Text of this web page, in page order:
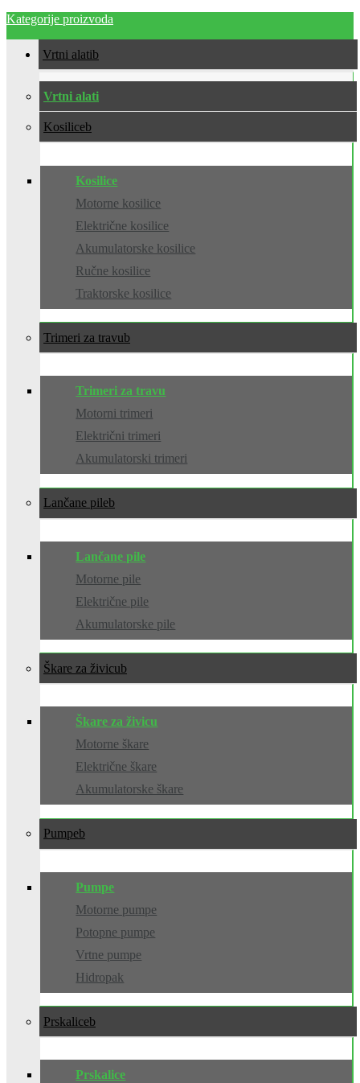
Kategorije proizvoda
Vrtni alati
Vrtni alati
Kosilice
Kosilice
Motorne kosilice
Električne kosilice
Akumulatorske kosilice
Ručne kosilice
Traktorske kosilice
Trimeri za travu
Trimeri za travu
Motorni trimeri
Električni trimeri
Akumulatorski trimeri
Lančane pile
Lančane pile
Motorne pile
Električne pile
Akumulatorske pile
Škare za živicu
Škare za živicu
Motorne škare
Električne škare
Akumulatorske škare
Pumpe
Pumpe
Motorne pumpe
Potopne pumpe
Vrtne pumpe
Hidropak
Prskalice
Prskalice